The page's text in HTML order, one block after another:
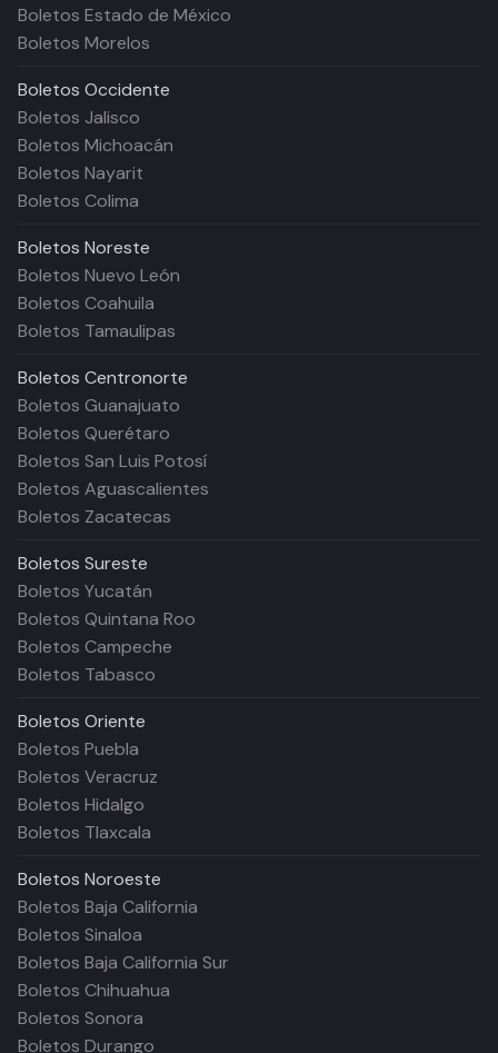
Boletos Estado de México
Boletos Morelos
Boletos Occidente
Boletos Jalisco
Boletos Michoacán
Boletos Nayarit
Boletos Colima
Boletos Noreste
Boletos Nuevo León
Boletos Coahuila
Boletos Tamaulipas
Boletos Centronorte
Boletos Guanajuato
Boletos Querétaro
Boletos San Luis Potosí
Boletos Aguascalientes
Boletos Zacatecas
Boletos Sureste
Boletos Yucatán
Boletos Quintana Roo
Boletos Campeche
Boletos Tabasco
Boletos Oriente
Boletos Puebla
Boletos Veracruz
Boletos Hidalgo
Boletos Tlaxcala
Boletos Noroeste
Boletos Baja California
Boletos Sinaloa
Boletos Baja California Sur
Boletos Chihuahua
Boletos Sonora
Boletos Durango